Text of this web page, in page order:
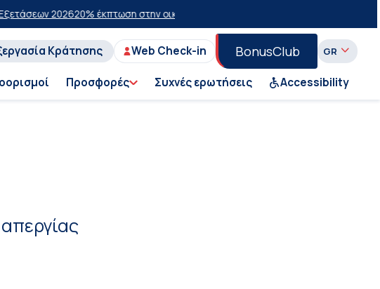
202620% έκπτωση στην οικονομική θέση σε επιλεγμένα δρομολόγια θέρους
Κράτησης Web Check-in BonusClub
Προσφορές Συχνές ερωτήσεις Accessibility